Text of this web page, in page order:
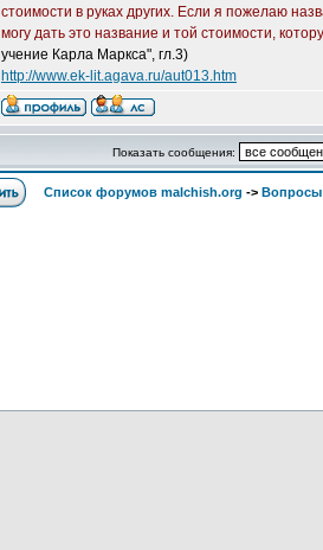
стоимости в руках других. Если я пожелаю
могу дать это название и той стоимости,
учение Карла Маркса", гл.3)
http://www.ek-lit.agava.ru/aut013.htm
Показать сообщения:
Список форумов malchish.org -> Вопросы